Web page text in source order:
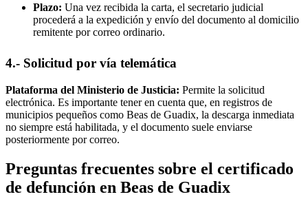
Plazo: Una vez recibida la carta, el secretario judicial
procederá a la expedición y envío del documento al domicilio
remitente por correo ordinario.
4.- Solicitud por vía telemática
Plataforma del Ministerio de Justicia: Permite la solicitud
electrónica. Es importante tener en cuenta que, en registros de
municipios pequeños como Beas de Guadix, la descarga inmediata
no siempre está habilitada, y el documento suele enviarse
posteriormente por correo.
Preguntas frecuentes sobre el certificado
de defunción en Beas de Guadix